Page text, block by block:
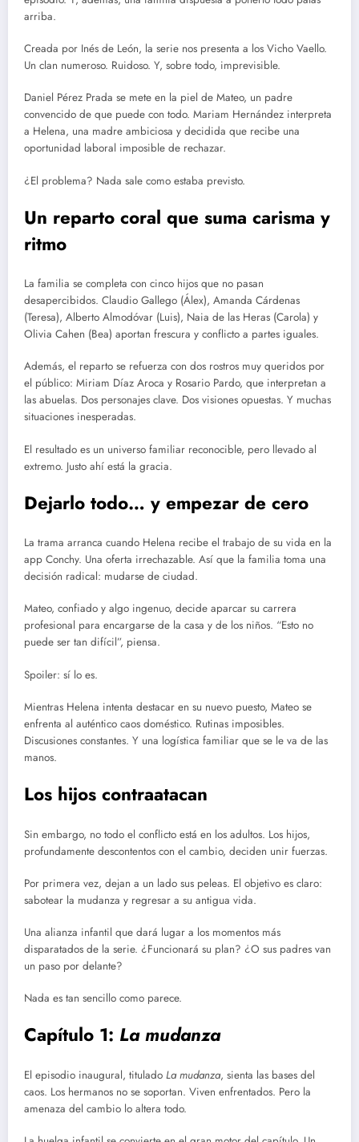
arriba.
Creada por Inés de León, la serie nos presenta a los Vicho Vaello.
Un clan numeroso. Ruidoso. Y, sobre todo, imprevisible.
Daniel Pérez Prada se mete en la piel de Mateo, un padre
convencido de que puede con todo. Mariam Hernández interpreta
a Helena, una madre ambiciosa y decidida que recibe una
oportunidad laboral imposible de rechazar.
¿El problema? Nada sale como estaba previsto.
Un reparto coral que suma carisma y
ritmo
La familia se completa con cinco hijos que no pasan
desapercibidos. Claudio Gallego (Álex), Amanda Cárdenas
(Teresa), Alberto Almodóvar (Luis), Naia de las Heras (Carola) y
Olivia Cahen (Bea) aportan frescura y conflicto a partes iguales.
Además, el reparto se refuerza con dos rostros muy queridos por
el público: Miriam Díaz Aroca y Rosario Pardo, que interpretan a
las abuelas. Dos personajes clave. Dos visiones opuestas. Y muchas
situaciones inesperadas.
El resultado es un universo familiar reconocible, pero llevado al
extremo. Justo ahí está la gracia.
Dejarlo todo… y empezar de cero
La trama arranca cuando Helena recibe el trabajo de su vida en la
app Conchy. Una oferta irrechazable. Así que la familia toma una
decisión radical: mudarse de ciudad.
Mateo, confiado y algo ingenuo, decide aparcar su carrera
profesional para encargarse de la casa y de los niños. “Esto no
puede ser tan difícil”, piensa.
Spoiler: sí lo es.
Mientras Helena intenta destacar en su nuevo puesto, Mateo se
enfrenta al auténtico caos doméstico. Rutinas imposibles.
Discusiones constantes. Y una logística familiar que se le va de las
manos.
Los hijos contraatacan
Sin embargo, no todo el conflicto está en los adultos. Los hijos,
profundamente descontentos con el cambio, deciden unir fuerzas.
Por primera vez, dejan a un lado sus peleas. El objetivo es claro:
sabotear la mudanza y regresar a su antigua vida.
Una alianza infantil que dará lugar a los momentos más
disparatados de la serie. ¿Funcionará su plan? ¿O sus padres van
un paso por delante?
Nada es tan sencillo como parece.
Capítulo 1: La mudanza
El episodio inaugural, titulado La mudanza, sienta las bases del
caos. Los hermanos no se soportan. Viven enfrentados. Pero la
amenaza del cambio lo altera todo.